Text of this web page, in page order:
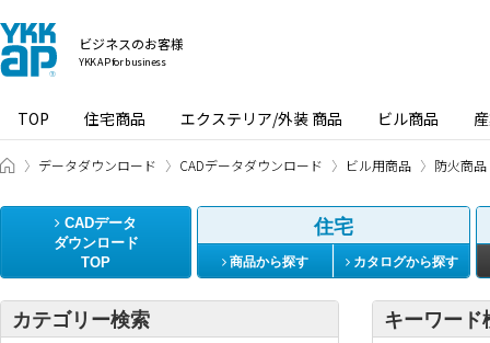
ビジネスのお客様
YKK AP for business
TOP 住宅商品 エクステリア/外装 商品 ビル商品
ビジネスのお客様 HOME
データダウンロード CADデータダウンロード ビル用商品 防火商品
CADデータ
ダウンロード
TOP
住宅
商品から探す カタログから探す
カテゴリー検索 キーワード